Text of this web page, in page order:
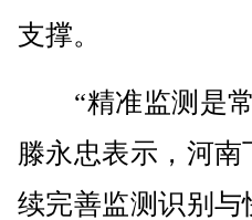
支撑。
“精准监测是常
滕永忠表示，河
续完善监测识别